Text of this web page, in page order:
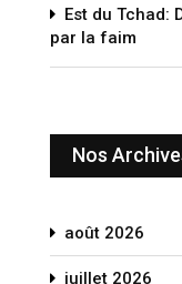
Est du Tchad:
par la faim
Nos
août 2026
juillet 2026